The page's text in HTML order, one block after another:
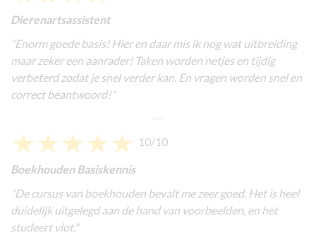
Dierenartsassistent
"Enorm goede basis! Hier en daar mis ik nog wat uitbreiding
maar zeker een aanrader! Taken worden netjes en tijdig
verbeterd zodat je snel verder kan. En vragen worden snel en
correct beantwoord!"
---
10/10
Boekhouden Basiskennis
"De cursus van boekhouden bevalt me zeer goed. Het is heel
duidelijk uitgelegd aan de hand van voorbeelden, en het
studeert vlot."